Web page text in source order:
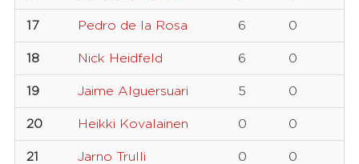
17 Pedro de la Rosa 6 0
18 Nick Heidfeld 6 0
19 Jaime Alguersuari 5 0
20 Heikki Kovalainen 0 0
21 Jarno Trulli 0 0